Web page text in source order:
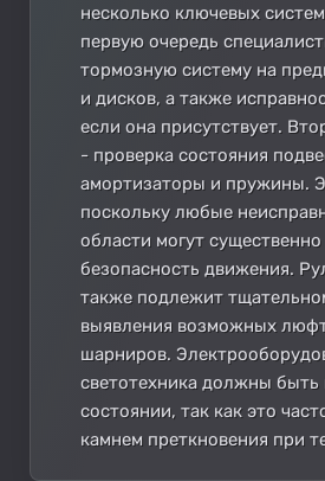
несколько ключевых
первую очередь
тормозную систему на
и дисков, а также
если она присутствует.
- проверка состояния
амортизаторы и пружины.
поскольку любые
области могут
безопасность движения.
также подлежит
выявления возможных
шарниров.
светотехника должны быть
состоянии, так как это
камнем преткновения при